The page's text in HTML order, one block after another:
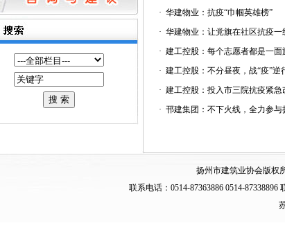
· 华建物业：抗疫“巾帼英雄榜”
· 华建物业：让党旗在社区抗疫一
· 建工控股：每个志愿者都是一
· 建工控股：不分昼夜，战“疫”
· 建工控股：投入市三院抗疫紧急
· 邗建集团：不下火线，全力参
扬州市建筑业协会版权
联系电话：0514-87363886 0514-